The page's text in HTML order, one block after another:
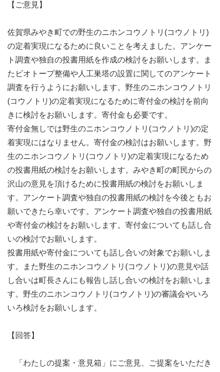
【ご意見】
佐賀県みやき町での野生のニホンコウノトリ(コウノトリ)
の定着実現になるために良いことを考えました。アンケー
ト調査や独自の投書用紙を作成の検討をお願いします。ま
たビオトープ整備や人工巣塔の設置に関してのアンケート
調査を行うようにお願いします。野生のニホンコウノトリ
(コウノトリ)の定着実現になるために寄付金の検討を前向
きに検討をお願いします。寄付金も必要です。
寄付金無しでは野生のニホンコウノトリ(コウノトリ)の定
着実現にはなりません。寄付金の検討はお願いします。野
生のニホンコウノトリ(コウノトリ)の定着実現になるため
の投書用紙の検討をお願いします。みやき町の町民からの
沢山の意見を頂けるために投書用紙の検討をお願いしま
す。アンケート調査や独自の投書用紙の検討を今後ともお
願いできたら幸いです。アンケート調査や独自の投書用紙
や寄付金の検討をお願いします。寄付金についても話し合
いの検討でお願いします。
投書用紙や寄付金についても話し合いの対象でお願いしま
す。また野生のニホンコウノトリ(コウノトリ)の意見や話
し合いは町長さんにも報告し話し合いの検討をお願いしま
す。野生のニホンコウノトリ(コウノトリ)の審議会やいろ
いろ検討をお願いします。
【回答】
「わたしの提案・意見箱」にご意見、ご提案をいただき